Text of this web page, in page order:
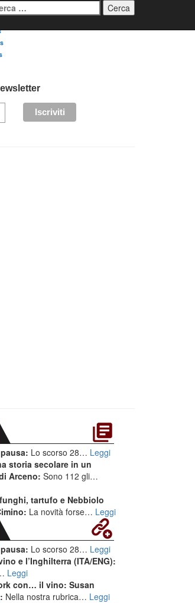
Lo scorso 28… Leggi
storia secolare in un
Arceno: Sono 112 gli…
tartufo e Nebbiolo
La novità forse… Leggi
Lo scorso 28… Leggi
e l’Inghilterra (ITA/ENG):
Leggi
con… il vino: Susan
Nella nostra rubrica… Leggi